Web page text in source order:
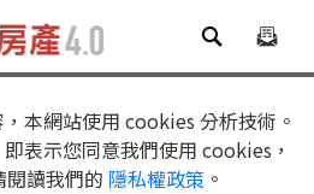
本網站使用 cookies 分析技術。
表示您同意我們使用 cookies，
讀我們的 隱私權政策 。